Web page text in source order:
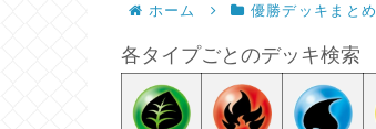
ホーム 優勝デッキまとめ
各タイプごとのデッキ検索